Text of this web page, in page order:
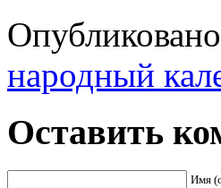
народный
Оставить
Имя